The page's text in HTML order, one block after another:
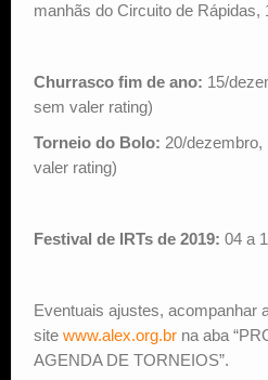
manhãs do Circuito de Rápidas,
Churrasco fim de ano: 15/
sem valer rating)
Torneio do Bolo: 20/dezembro,
valer rating)
Festival de IRTs de 2019: 04 a
Eventuais ajustes, acompanhar
site www.alex.org.br na aba
AGENDA DE TORNEIOS”.